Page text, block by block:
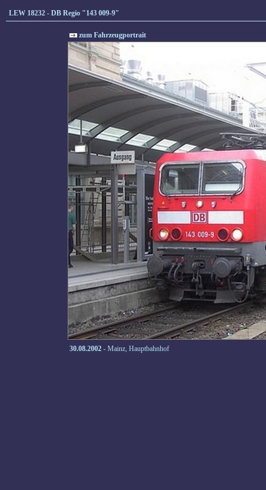
LEW 18232 - DB Regio "143 009-9"
zum Fahrzeugportrait
30.08.2002 - Mainz, Hauptbahnhof